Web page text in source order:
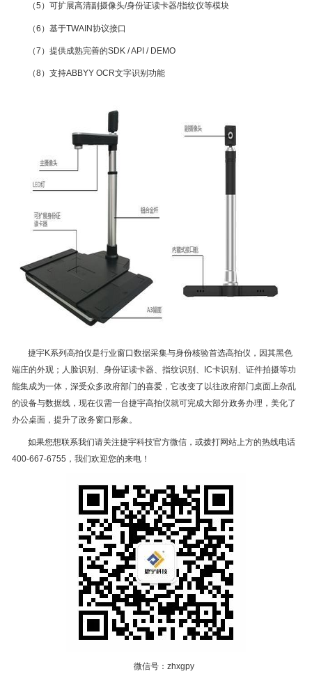
（5）可扩展高清副摄像头/身份证读卡器/指纹仪等模块
（6）基于TWAIN协议接口
（7）提供成熟完善的SDK / API / DEMO
（8）支持ABBYY OCR文字识别功能
捷宇K系列高拍仪是行业窗口数据采集与身份核验首选高拍仪，因其黑色
端庄的外观；人脸识别、身份证读卡器、指纹识别、IC卡识别、证件拍摄等功
能集成为一体，深受众多政府部门的喜爱，它改变了以往政府部门桌面上杂乱
的设备与数据线，现在仅需一台捷宇高拍仪就可完成大部分政务办理，美化了
办公桌面，提升了政务窗口形象。
如果您想联系我们请关注捷宇科技官方微信，或拨打网站上方的热线电话
400-667-6755，我们欢迎您的来电！
微信号：zhxgpy